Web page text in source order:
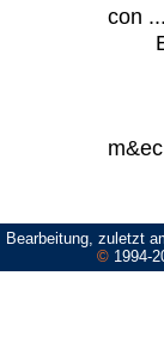
con
Bearbeitung, zuletzt
©1994-